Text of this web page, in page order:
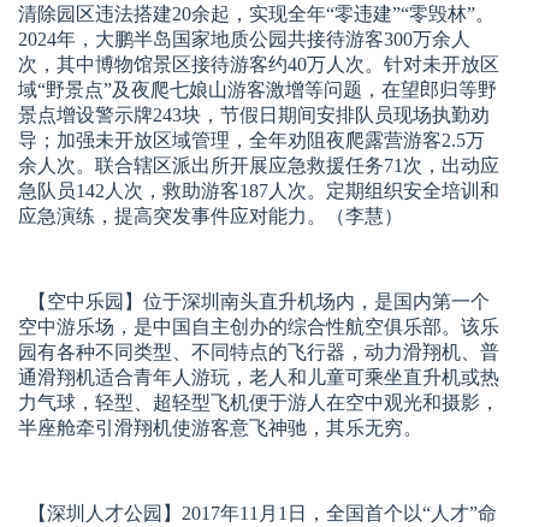
清除园区违法搭建20余起，实现全年“零违建”“零毁林”。
2024年，大鹏半岛国家地质公园共接待游客300万余人
次，其中博物馆景区接待游客约40万人次。针对未开放区
域“野景点”及夜爬七娘山游客激增等问题，在望郎归等野
景点增设警示牌243块，节假日期间安排队员现场执勤劝
导；加强未开放区域管理，全年劝阻夜爬露营游客2.5万
余人次。联合辖区派出所开展应急救援任务71次，出动应
急队员142人次，救助游客187人次。定期组织安全培训和
应急演练，提高突发事件应对能力。（李慧）
【空中乐园】 位于深圳南头直升机场内，是国内第一个
空中游乐场，是中国自主创办的综合性航空俱乐部。该乐
园有各种不同类型、不同特点的飞行器，动力滑翔机、普
通滑翔机适合青年人游玩，老人和儿童可乘坐直升机或热
力气球，轻型、超轻型飞机便于游人在空中观光和摄影，
半座舱牵引滑翔机使游客意飞神驰，其乐无穷。
【深圳人才公园】 2017年11月1日，全国首个以“人才”命